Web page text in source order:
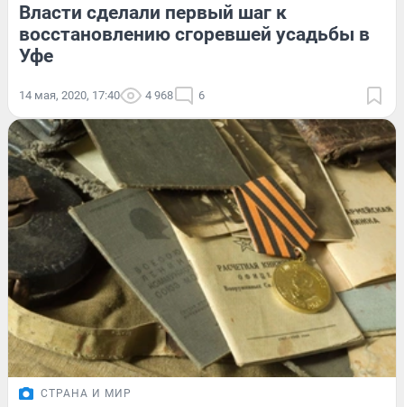
Власти сделали первый шаг к
восстановлению сгоревшей усадьбы в
Уфе
14 мая, 2020, 17:40 4 968 6
СТРАНА И МИР